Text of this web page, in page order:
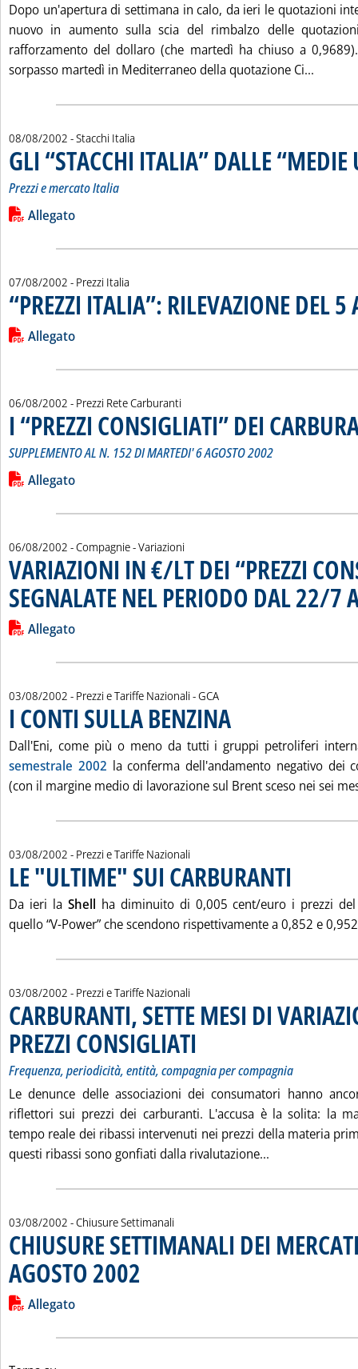
Dopo un'apertura di settimana in calo, da ieri le quotazioni
nuovo in aumento sulla scia del rimbalzo delle
rafforzamento del dollaro (che martedì ha chiuso a
sorpasso martedì in Mediterraneo della quotazione Ci...
08/08/2002 - Stacchi Italia
GLI “STACCHI ITALIA” DALLE “MEDIE
Prezzi e mercato Italia
Leggi tutta la notizia: 'GLI “STACCHI ITALIA” DALLE “MEDIE
Lista allegati PDF alla notizia
Allegato
07/08/2002 - Prezzi Italia
“PREZZI ITALIA”: RILEVAZIONE DEL 5
Leggi tutta la notizia: '“PREZZI ITALIA”: RILEVAZIONE DEL 5
Lista allegati PDF alla notizia
Allegato
06/08/2002 - Prezzi Rete Carburanti
I “PREZZI CONSIGLIATI” DEI
SUPPLEMENTO AL N. 152 DI MARTEDI' 6 AGOSTO 2002
Leggi tutta la notizia: 'I “PREZZI CONSIGLIATI” DEI
Lista allegati PDF alla notizia
Allegato
06/08/2002 - Compagnie - Variazioni
VARIAZIONI IN €/LT DEI “PREZZI
SEGNALATE NEL PERIODO DAL 22/7
Leggi tutta la notizia: 'VARIAZIONI IN €/LT DEI “PREZZI
Lista allegati PDF alla notizia
Allegato
03/08/2002 - Prezzi e Tariffe Nazionali -di:
GCA
I CONTI SULLA BENZINA
Dall'Eni, come più o meno da tutti i gruppi petroliferi
semestrale 2002 la conferma dell'andamento negativo dei
(con il margine medio di lavorazione sul Brent sceso nei sei
03/08/2002 - Prezzi e Tariffe Nazionali
LE "ULTIME" SUI CARBURANTI
Da ieri la Shell ha diminuito di 0,005 cent/euro i prezzi
quello “V-Power” che scendono rispettivamente a 0,852 e
03/08/2002 - Prezzi e Tariffe Nazionali
CARBURANTI, SETTE MESI DI
PREZZI CONSIGLIATI
Frequenza, periodicità, entità, compagnia per compagnia
Le denunce delle associazioni dei consumatori hanno
riflettori sui prezzi dei carburanti. L'accusa è la solita: la
tempo reale dei ribassi intervenuti nei prezzi della materia
questi ribassi sono gonfiati dalla rivalutazione...
03/08/2002 - Chiusure Settimanali
CHIUSURE SETTIMANALI DEI
AGOSTO 2002
Leggi tutta la notizia: 'CHIUSURE SETTIMANALI DEI MERCATI
Lista allegati PDF alla notizia
Allegato